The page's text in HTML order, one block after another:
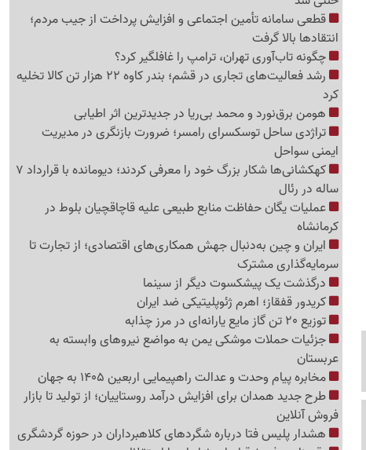
قطعی سامانه تأمین اجتماعی و افزایش پرداخت از جیب مردم؛
انتقادها بالا گرفت
چگونه تاب‌آوری تهران، ترامپ را غافلگیر کرد؟
رشد فعالیت‌های تجاری در قشم؛ بندر کاوه 22 هزار تن کالا تخلیه
کرد
هومن برق‌نورد و محمد بی‌ریا در جدیدترین اثر اطیابی
تراژدی ساحل توسکسرای رامسر؛ ضرورت بازنگری در مدیریت
ایمنی سواحل
کهکشانی‌ها شکار بزرگ خود را معرفی کردند؛ دیومانده با قرارداد 7
ساله در رئال
عملیات یگان حفاظت منابع طبیعی علیه قاچاقچیان بلوط در
کرمانشاه
ایران و چین به‌دنبال جهش همکاری‌های اقتصادی؛ از تجارت تا
سرمایه‌گذاری مشترک
درگذشت یک پیشکسوت دیگر از سینما
کریدور قفقاز؛ اهرم ژئوپلیتیکی ضد ایران
توزیع 20 تن گاز مایع یارانه‌ای در مرز چذابه
جزئیات حملات موشکی یمن به مواضع نیروهای وابسته به
عربستان
مخابره پیام وحدت و عدالت راهپیمایی اربعین 1405 به جهان
طرح جدید همدان برای افزایش درآمد روستاییان؛ از تولید تا بازار
فروش آنلاین
هشدار پلیس فتا درباره شگردهای کلاهبرداران در حوزه گردشگری